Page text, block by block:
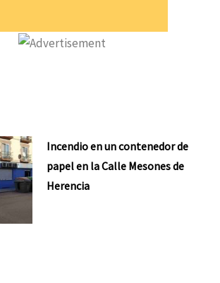
Incendio en un contenedor de
papel en la Calle Mesones de
Herencia